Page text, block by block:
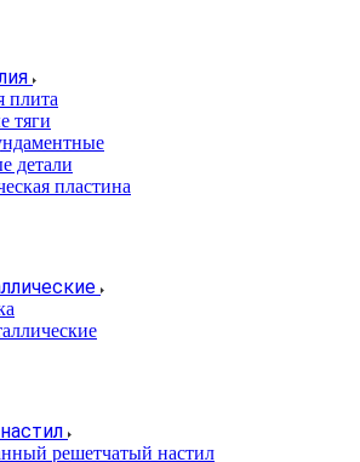
плита
тяги
детали
пластина
решетчатый настил